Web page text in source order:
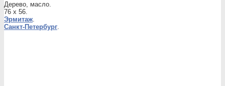
Дерево, масло.
76 x 56.
Эрмитаж.
Санкт-Петербург.